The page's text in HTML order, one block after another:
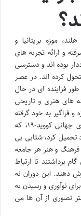
موزه بریتانیا و
و ارائه تجربه های
بوده اند و دسترسی
کرده اند. در عصر
فزاینده ای در حال
های هنری و تاریخی
فراگیر به خود گرفته
است. این تحول به ویژه پس از همه گیری جهانی کووید-۱۹، که
تحمیل کرد، شتابی بی
فرهنگ و هنر هر جامعه
برداشتند تا ارتباط
دهند. این دوران نه
نوآوری و رسیدن به
تصوری از آن ها می